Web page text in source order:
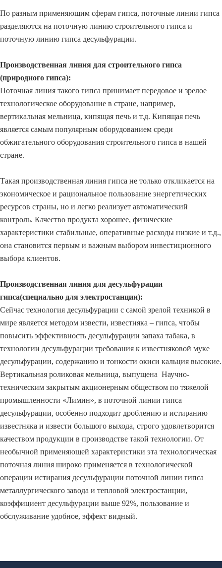
По разным применяющим сферам гипса, поточные линии гипса
разделяются на поточную линию строительного гипса и
поточную линию гипса десульфурации.
Производственная линия для строительного гипса
(природного гипса):
Поточная линия такого гипса принимает передовое и зрелое
технологическое оборудование в стране, например,
вертикальная мельница, кипящая печь и т.д. Кипящая печь
является самым популярным оборудованием среди
обжигательного оборудования строительного гипса в нашей
стране.
Такая производственная линия гипса не только откликается на
экономическое и рациональное пользование энергетических
ресурсов страны, но и легко реализует автоматический
контроль. Качество продукта хорошее, физические
характеристики стабильные, оперативные расходы низкие и т.д.,
она становится первым и важным выбором инвестиционного
выбора клиентов.
Производственная линия для десульфурации
гипса(специально для электростанции):
Сейчас технология десульфурации с самой зрелой техникой в
мире является методом извести, известняка – гипса, чтобы
повысить эффективность десульфурации запаха табака, в
технологии десульфурации требования к известняковой муке
десульфурации, содержанию и тонкости окиси кальция высокие.
Вертикальная роликовая мельница, выпущена Научно-
техническим закрытым акционерным обществом по тяжелой
промышленности «Лимин», в поточной линии гипса
десульфурации, особенно подходит дроблению и истиранию
известняка и извести большого выхода, строго удовлетворится
качеством продукции в производстве такой технологии. От
необычной применяющей характеристики эта технологическая
поточная линия широко применяется в технологической
операции истирания десульфурации поточной линии гипса
металлургического завода и тепловой электростанции,
коэффициент десульфурации выше 92%, пользование и
обслуживание удобное, эффект видный.